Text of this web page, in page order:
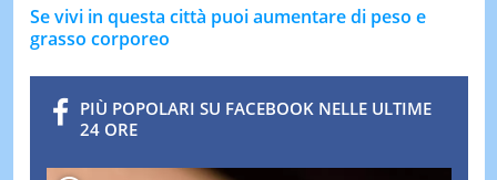
Se vivi in questa città puoi aumentare di peso e
grasso corporeo
PIÙ POPOLARI SU FACEBOOK NELLE ULTIME
24 ORE